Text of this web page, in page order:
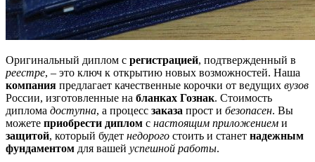
Оригинальный диплом с регистрацией, подтвержденный в
реестре, – это ключ к открытию новых возможностей. Наша
компания предлагает качественные корочки от ведущих вузов
России, изготовленные на бланках Гознак. Стоимость
диплома доступна, а процесс заказа прост и безопасен. Вы
можете приобрести диплом с настоящим приложением и
защитой, который будет недорого стоить и станет надежным
фундаментом для вашей успешной работы.